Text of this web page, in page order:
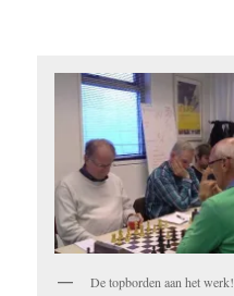
De topborden aan het werk!